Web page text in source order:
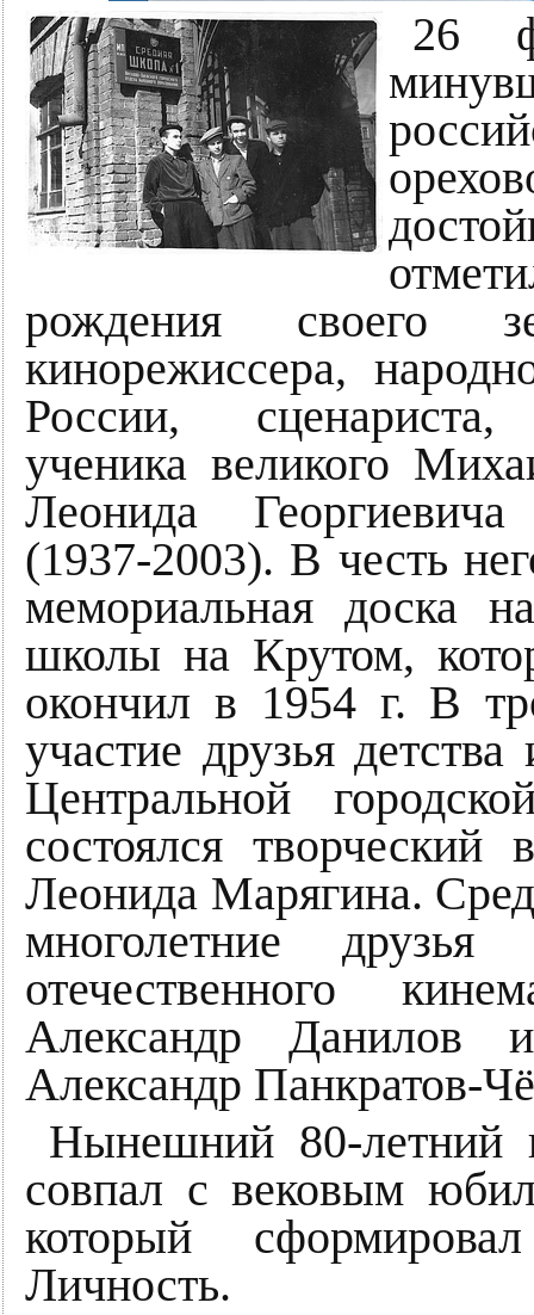
26
рождения своего
кинорежиссера,
России, сценариста,
ученика великого
Леонида
(1937-2003). В честь
мемориальная доска
школы на Крутом,
окончил в 1954 г. В
участие друзья
Центральной
состоялся творческий
Леонида Марягина.
многолетние
отечественного
Александр Данилов
Александр Панкратов-
Нынешний 80-летний
совпал с вековым
который
Личность.